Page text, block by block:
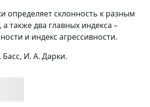
определяет склонность к разным
также два главных индекса –
и индекс агрессивности.
И. А. Дарки.